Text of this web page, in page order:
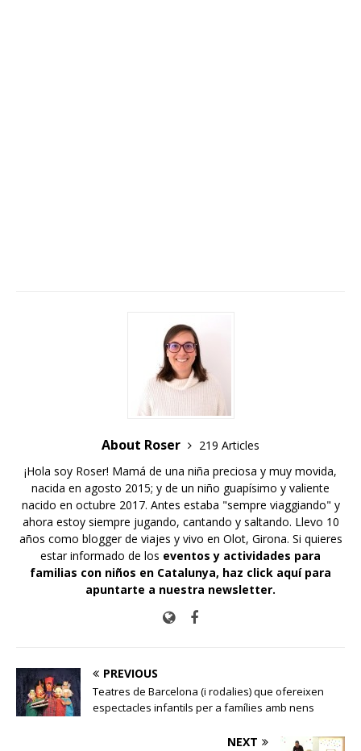
About Roser
219 Articles
¡Hola soy Roser! Mamá de una niña preciosa y muy movida,
nacida en agosto 2015; y de un niño guapísimo y valiente
nacido en octubre 2017. Antes estaba "sempre viaggiando" y
ahora estoy siempre jugando, cantando y saltando. Llevo 10
años como blogger de viajes y vivo en Olot, Girona. Si quieres
estar informado de los eventos y actividades para
familias con niños en Catalunya, haz click aquí para
apuntarte a nuestra newsletter.
PREVIOUS
Teatres de Barcelona (i rodalies) que ofereixen
espectacles infantils per a famílies amb nens
NEXT